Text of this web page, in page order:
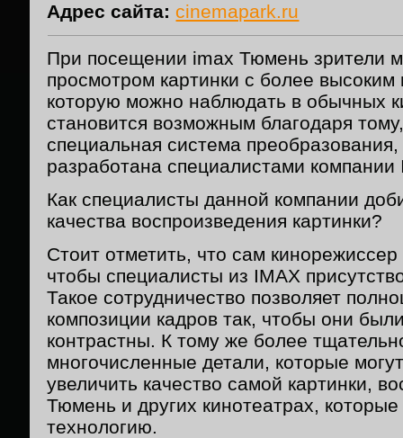
Адрес сайта: cinemapark.ru
При посещении imax Тюмень зрители
просмотром картинки с более высоким
которую можно наблюдать в обычных
становится возможным благодаря
специальная система
разработана специалистами компании
Как специалисты данной компании
качества воспроизведения картинки?
Стоит отметить, что сам
чтобы специалисты из IMAX
Такое сотрудничество позволяет
композиции кадров так, чтобы они
контрастны. К тому же более
многочисленные детали, которые
увеличить качество самой картинки,
Тюмень и других кинотеатрах,
технологию.